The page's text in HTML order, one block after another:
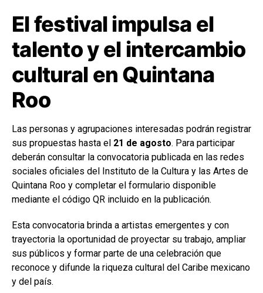
El festival impulsa el
talento y el intercambio
cultural en Quintana
Roo
Las personas y agrupaciones interesadas podrán registrar
sus propuestas hasta el 21 de agosto. Para participar
deberán consultar la convocatoria publicada en las redes
sociales oficiales del Instituto de la Cultura y las Artes de
Quintana Roo y completar el formulario disponible
mediante el código QR incluido en la publicación.
Esta convocatoria brinda a artistas emergentes y con
trayectoria la oportunidad de proyectar su trabajo, ampliar
sus públicos y formar parte de una celebración que
reconoce y difunde la riqueza cultural del Caribe mexicano
y del país.